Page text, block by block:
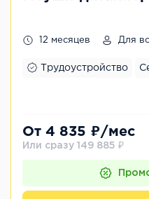
12 месяцев Для
Трудоустройство
От 4 835 ₽/мес
Или сразу 149 885 ₽